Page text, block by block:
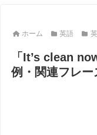
ホーム 英語
「It’s clean
例・関連フレー